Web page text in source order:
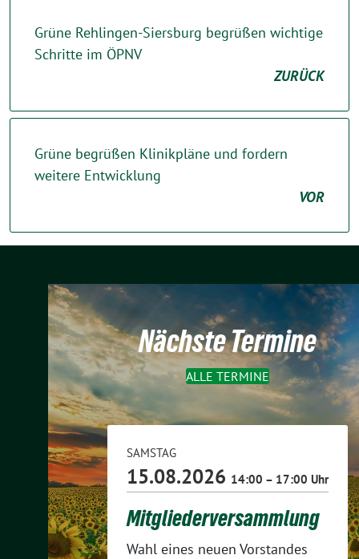
Grüne Rehlingen-Siersburg begrüßen wichtige
Schritte im ÖPNV
ZURÜCK
Grüne begrüßen Klinikpläne und fordern
weitere Entwicklung
VOR
Nächste Termine
ALLE TERMINE
SAMSTAG
15.08.2026 14:00 – 17:00 Uhr
Mitgliederversammlung
Wahl eines neuen Vorstandes